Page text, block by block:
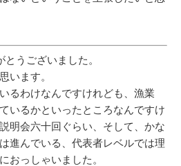
うございました。
います。
るわけなんですけれども、漁業
いるかといったところなんですけ
明会六十回ぐらい、そして、かな
進んでいる、代表者レベルでは理
おっしゃいました。